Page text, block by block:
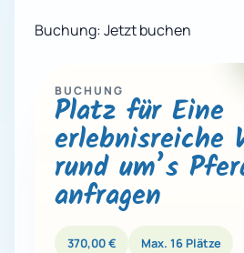
Buchung: Jetzt buchen
BUCHUNG
Platz für Eine
erlebnisreiche
rund um’s
anfragen
370,00 € Max. 16 Plätze